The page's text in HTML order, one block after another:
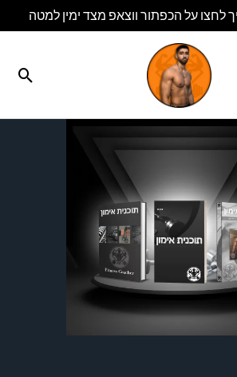
לחצו על הכפתור ווצאפ מצד ימין למטה